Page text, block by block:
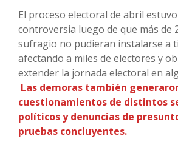
El proceso electoral de abril
controversia luego de que más de
sufragio no pudieran instalarse a
afectando a miles de electores y
extender la jornada electoral en
Las demoras también
cuestionamientos de distintos
políticos y denuncias de
pruebas concluyentes.